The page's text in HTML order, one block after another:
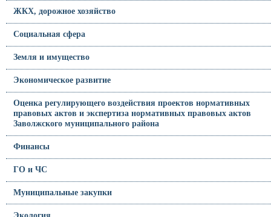
ЖКХ, дорожное хозяйство
Социальная сфера
Земля и имущество
Экономическое развитие
Оценка регулирующего воздействия проектов нормативных
правовых актов и экспертиза нормативных правовых актов
Заволжского муниципального района
Финансы
ГО и ЧС
Муниципальные закупки